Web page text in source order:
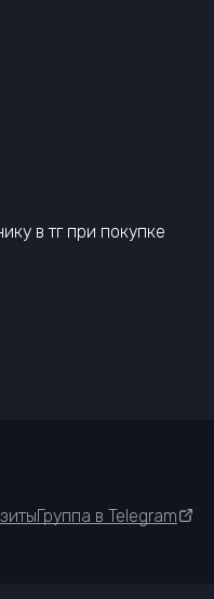
в тг при покупке
Группа в Telegram